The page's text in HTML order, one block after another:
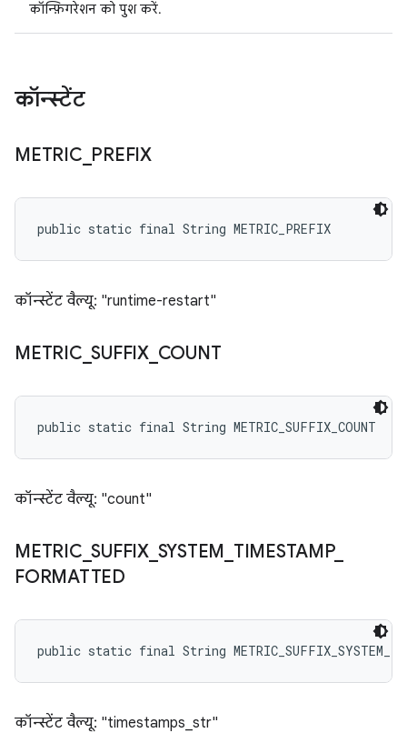
कॉन्फ़िगरेशन को पुश करें.
कॉन्स्टेंट
METRIC PREFIX
public static final String METRIC_PREFIX
कॉन्स्टेंट वैल्यू: "runtime-restart"
METRIC _SUFFIX_ COUNT
public static final String METRIC_SUFFIX_COUNT
कॉन्स्टेंट वैल्यू: "count"
METRIC _SUFFIX_ SYSTEM TIMESTAMP_
FORMATTED
public static final String
कॉन्स्टेंट वैल्यू: "timestamps_str"